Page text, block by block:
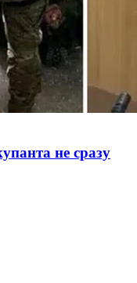
не сразу